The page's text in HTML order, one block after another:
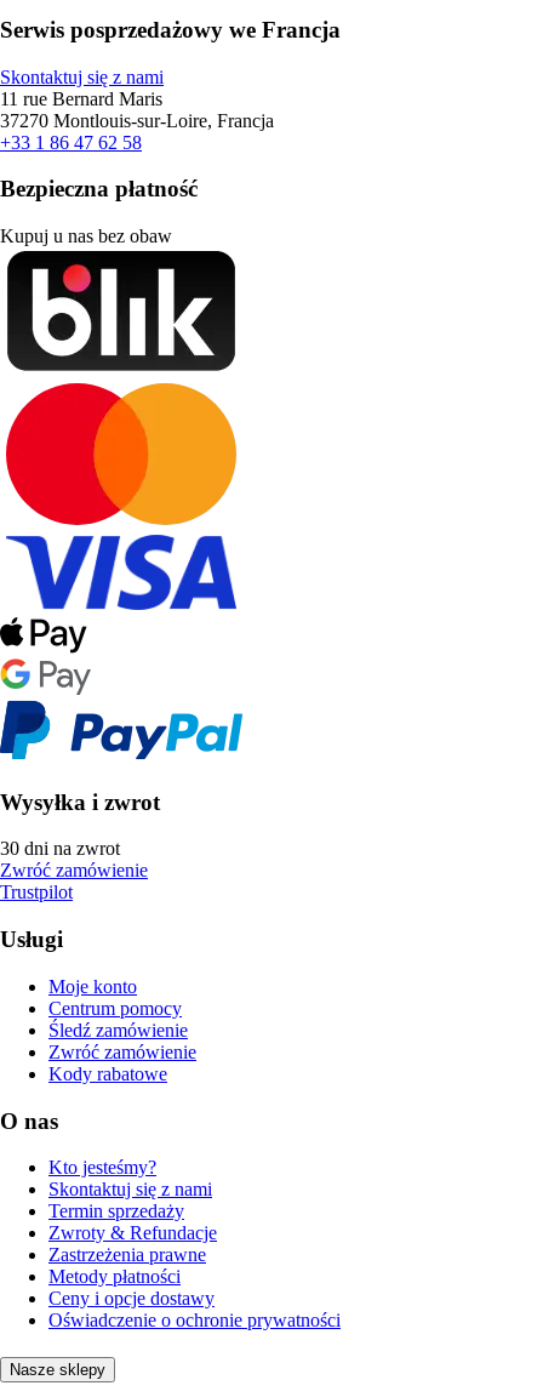
Serwis posprzedażowy we Francja
Skontaktuj się z nami
11 rue Bernard Maris
37270 Montlouis-sur-Loire, Francja
+33 1 86 47 62 58
Bezpieczna płatność
Kupuj u nas bez obaw
Wysyłka i zwrot
30 dni na zwrot
Zwróć zamówienie
Trustpilot
Usługi
Moje konto
Centrum pomocy
Śledź zamówienie
Zwróć zamówienie
Kody rabatowe
O nas
Kto jesteśmy?
Skontaktuj się z nami
Termin sprzedaży
Zwroty & Refundacje
Zastrzeżenia prawne
Metody płatności
Ceny i opcje dostawy
Oświadczenie o ochronie prywatności
Nasze sklepy